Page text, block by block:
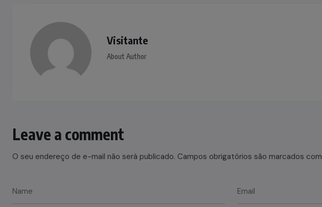
Visitante
About Author
Leave a comment
O seu endereço de e-mail não será publicado. Campos obrigatórios são marcados com